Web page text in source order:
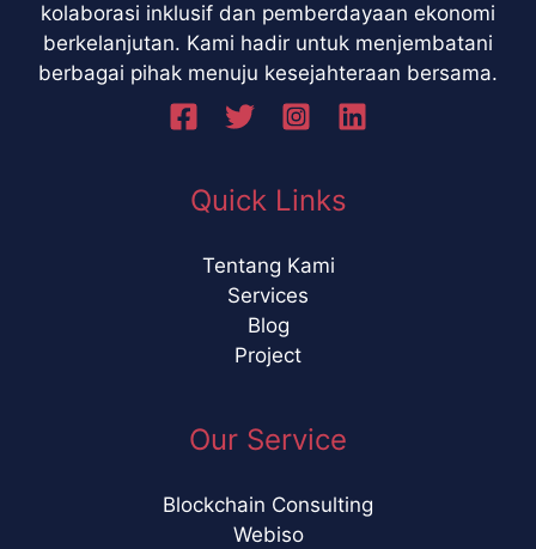
kolaborasi inklusif dan pemberdayaan ekonomi
berkelanjutan. Kami hadir untuk menjembatani
berbagai pihak menuju kesejahteraan bersama.
Quick Links
Tentang Kami
Services
Blog
Project
Our Service
Blockchain Consulting
Webiso